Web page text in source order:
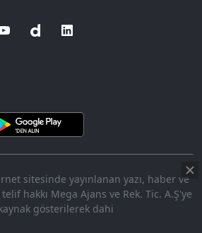
sitesinde yayınlanan yazı, haber ve
hakkı Mega Ajans ve Rek. Tic. A.Ş'ye
gösterilerek dahi